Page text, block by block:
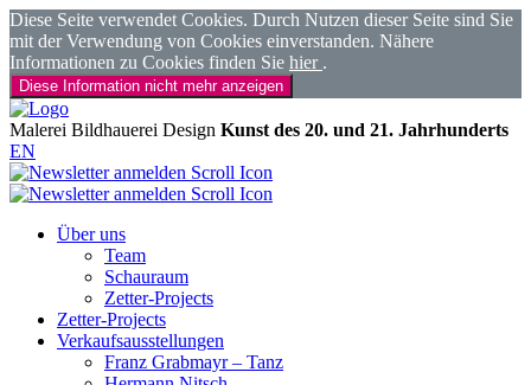
Diese Seite verwendet Cookies. Durch Nutzen dieser Seite sind Sie
mit der Verwendung von Cookies einverstanden. Nähere
Informationen zu Cookies finden Sie hier .
Diese Information nicht mehr anzeigen
Malerei Bildhauerei Design Kunst des 20. und 21. Jahrhunderts
EN
Über uns
Team
Schauraum
Zetter-Projects
Zetter-Projects
Verkaufsausstellungen
Franz Grabmayr – Tanz